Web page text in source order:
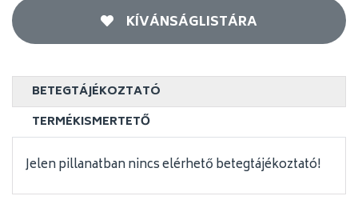
KÍVÁNSÁGLISTÁRA
BETEGTÁJÉKOZTATÓ
TERMÉKISMERTETŐ
Jelen pillanatban nincs elérhető betegtájékoztató!